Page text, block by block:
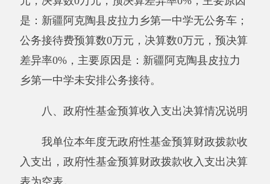
（三）国有资产占用情况说明
截止2019年12月31日，单位共有房屋
14434.71（平方米），价值2074.39万元。车辆0
导用车0辆、主要领导干部用车0辆、机要通信用
车0辆、应急保障用车0辆、执法执勤用车0辆、
他用车0辆，其他用车主要是：无；单位价值50
万元以上通用设备0台（套）、单位价值100万元
以上专用设备0台（套）。